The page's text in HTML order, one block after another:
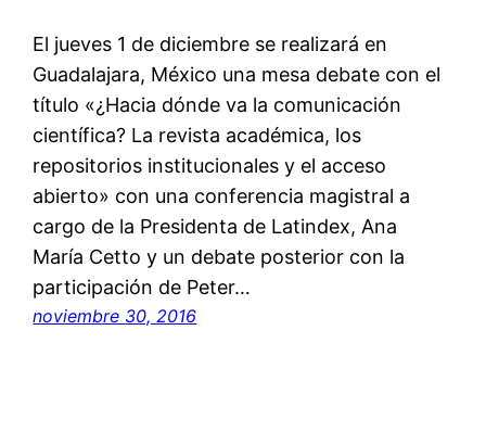
El jueves 1 de diciembre se realizará en
Guadalajara, México una mesa debate con el
título «¿Hacia dónde va la comunicación
científica? La revista académica, los
repositorios institucionales y el acceso
abierto» con una conferencia magistral a
cargo de la Presidenta de Latindex, Ana
María Cetto y un debate posterior con la
participación de Peter…
noviembre 30, 2016